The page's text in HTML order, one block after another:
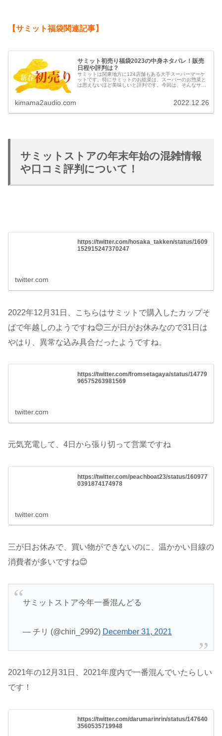
【サミット福袋関連記事】
サミット初売り福袋2023の中身ネタバレ！販売
日程や評判は？
サミットは関東地方に124店舗もある大手スーパーマーケ
ットです。特にサミットのお総菜は、スーパーのお惣菜と
は思えないほど美味しいと評判です。今回は、そんなサミ
kimama2audio.com 2022.12.26
サミットストアの年末年始の混雑情報
や口コミ評判について！
https://twitter.com/hosaka_takken/status/1609
152915247370247
twitter.com
2022年12月31日、こちらはサミットで購入したカップそ
ばで年越しのようですね😊三が日がお休みなので31日は
やはり、異常な込み具合だったようですね。
https://twitter.com/fromsetagaya/status/14779
96575263981569
twitter.com
元気充電して、4日から張り切って営業ですね
https://twitter.com/peachboat23/status/160977
0391874174978
twitter.com
三が日お休みで、買い物ができないのに、温かかい目線の
消費者が多いですね😊
サミットストア今年一番混んどる
— チリ (@chiri_2992) December 31, 2021
2021年の12月31日、2021年度内で一番混んでいたらしい
です！
https://twitter.com/darumarinrin/status/147640
3560535719948